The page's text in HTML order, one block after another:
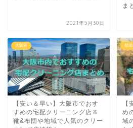
2021年5月30日
ま
大阪府
【安い＆早い】大阪市でおす
すめの宅配クリーニング店※
靴&布団や地域で人気のクリー
都
め
域